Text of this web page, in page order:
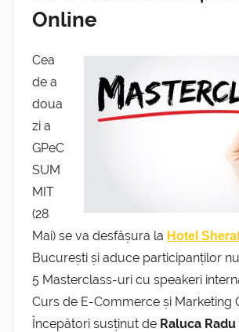
Online
Cea
de a
doua
zi a
GPeC
SUM
MIT
(28
Mai) se va desfășura la Hotel
București și aduce participanților
5 Masterclass-uri cu speakeri
Curs de E-Commerce și Marketing
Începători susținut de Raluca Radu